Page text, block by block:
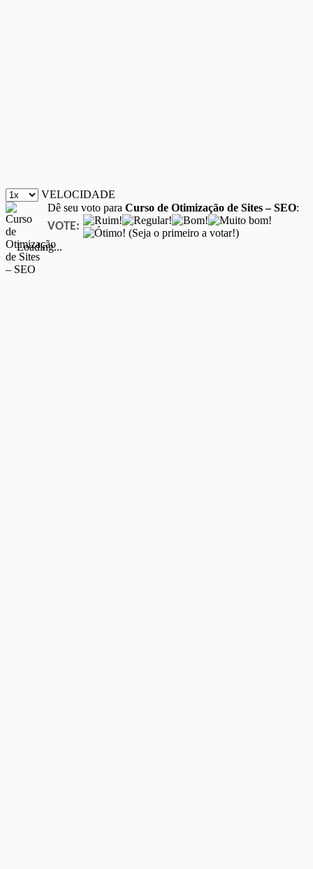
VELOCIDADE
Dê seu voto para Curso de Otimização de Sites – SEO:
VOTE:
(Seja o primeiro a votar!)
Loading...